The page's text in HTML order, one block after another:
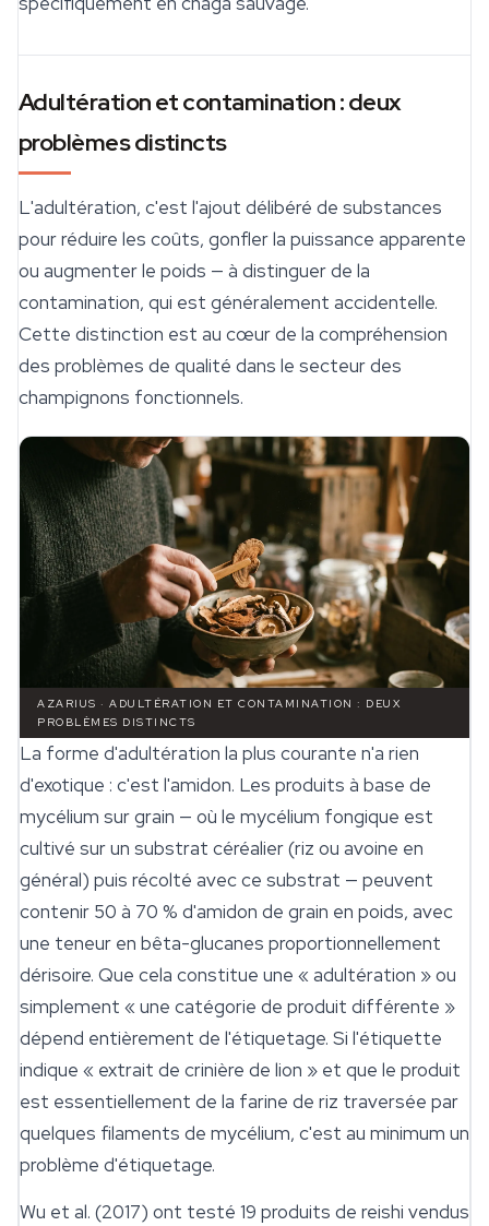
Adultération et contamination : deux
problèmes distincts
L'adultération, c'est l'ajout délibéré de substances
pour réduire les coûts, gonfler la puissance apparente
ou augmenter le poids — à distinguer de la
contamination, qui est généralement accidentelle.
Cette distinction est au cœur de la compréhension
des problèmes de qualité dans le secteur des
champignons fonctionnels.
AZARIUS · ADULTÉRATION ET CONTAMINATION : DEUX
PROBLÈMES DISTINCTS
La forme d'adultération la plus courante n'a rien
d'exotique : c'est l'amidon. Les produits à base de
mycélium sur grain — où le mycélium fongique est
cultivé sur un substrat céréalier (riz ou avoine en
général) puis récolté avec ce substrat — peuvent
contenir 50 à 70 % d'amidon de grain en poids, avec
une teneur en bêta-glucanes proportionnellement
dérisoire. Que cela constitue une « adultération » ou
simplement « une catégorie de produit différente »
dépend entièrement de l'étiquetage. Si l'étiquette
indique « extrait de crinière de lion » et que le produit
est essentiellement de la farine de riz traversée par
quelques filaments de mycélium, c'est au minimum un
problème d'étiquetage.
Wu et al. (2017) ont testé 19 produits de reishi vendus